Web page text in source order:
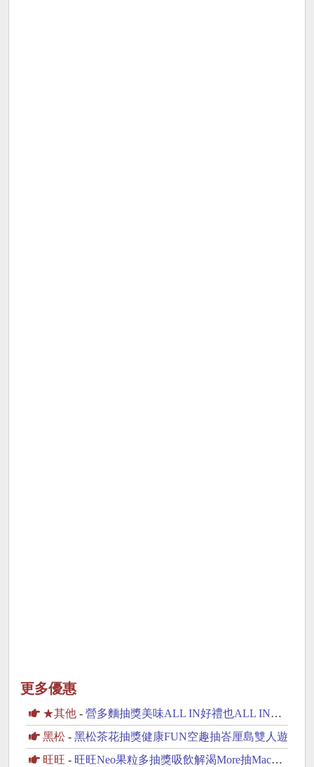
更多優惠
★其他 - 營多麵抽獎美味ALL IN好禮也ALL IN抽iPhone17
黑松 - 黑松茶花抽獎健康FUN空趣抽峇厘島雙人遊
旺旺 - 旺旺Neo果粒多抽獎吸飲解渴More抽MacBook Neo